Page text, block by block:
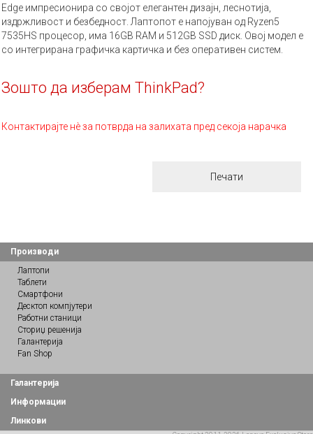
Edge импресионира со својот елегантен дизајн, леснотија,
издржливост и безбедност. Лаптопот е напојуван од Ryzen5
7535HS процесор, има 16GB RAM и 512GB SSD диск. Овој модел е
со интегрирана графичка картичка и без оперативен систем.
Зошто да изберам ThinkPad?
Контактирајте нè за потврда на залихата пред секоја нарачка
Печати
Производи
Лаптопи
Таблети
Смартфони
Десктоп компјутери
Работни станици
Сториџ решенија
Галантерија
Fan Shop
Галантерија
Информации
Линкови